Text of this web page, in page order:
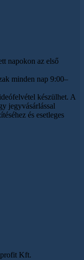
napokon az első
minden nap 9:00–
készülhet. A
jegyvásárlással
és esetleges
Kft.